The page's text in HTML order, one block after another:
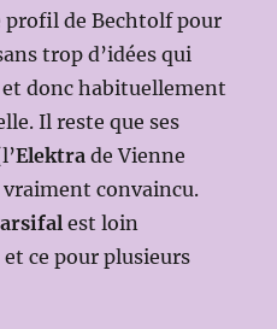
profil de Bechtolf pour
trop d’idées qui
donc habituellement
Il reste que ses
Elektra de Vienne
convaincu.
est loin
ce pour plusieurs